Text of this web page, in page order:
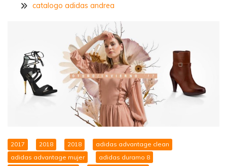
catalogo adidas andrea
2017 2018 2018
adidas advantage clean
adidas advantage mujer
adidas duramo 8